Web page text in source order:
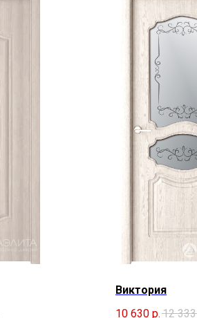
Виктория
10 630 р. 12 333